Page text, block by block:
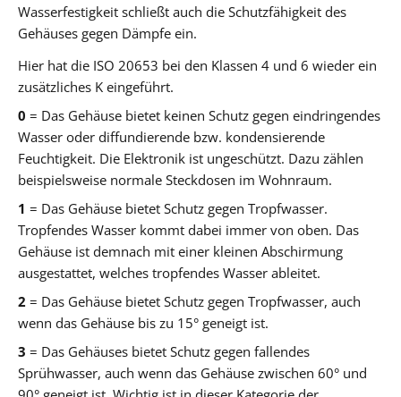
Wasserfestigkeit schließt auch die Schutzfähigkeit des
Gehäuses gegen Dämpfe ein.
Hier hat die ISO 20653 bei den Klassen 4 und 6 wieder ein
zusätzliches K eingeführt.
0 = Das Gehäuse bietet keinen Schutz gegen eindringendes
Wasser oder diffundierende bzw. kondensierende
Feuchtigkeit. Die Elektronik ist ungeschützt. Dazu zählen
beispielsweise normale Steckdosen im Wohnraum.
1 = Das Gehäuse bietet Schutz gegen Tropfwasser.
Tropfendes Wasser kommt dabei immer von oben. Das
Gehäuse ist demnach mit einer kleinen Abschirmung
ausgestattet, welches tropfendes Wasser ableitet.
2 = Das Gehäuse bietet Schutz gegen Tropfwasser, auch
wenn das Gehäuse bis zu 15° geneigt ist.
3 = Das Gehäuses bietet Schutz gegen fallendes
Sprühwasser, auch wenn das Gehäuse zwischen 60° und